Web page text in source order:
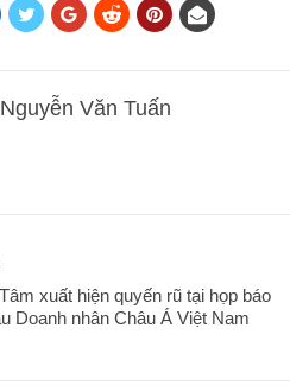
Nguyễn Văn Tuấn
xuất hiện quyến rũ tại họp báo
Doanh nhân Châu Á Việt Nam